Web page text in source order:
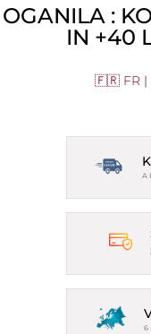
OGANILA :
IN +40
🇫🇷 FR |